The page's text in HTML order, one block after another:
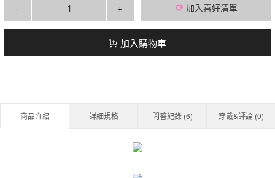
- + 加入喜好清單
加入購物車
商品介紹 詳細規格 問答紀錄 (6) 穿戴&評論 (0)